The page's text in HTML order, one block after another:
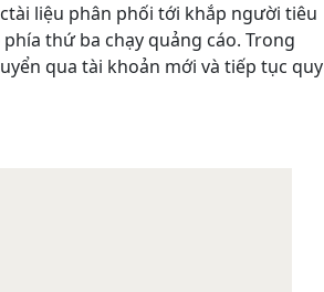
liệu phân phối tới khắp người tiêu
thứ ba chạy quảng cáo. Trong
qua tài khoản mới và tiếp tục quy